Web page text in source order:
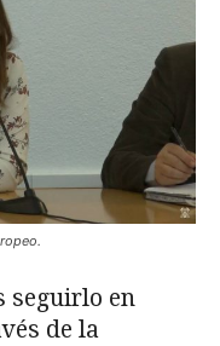
seguirlo en
de la